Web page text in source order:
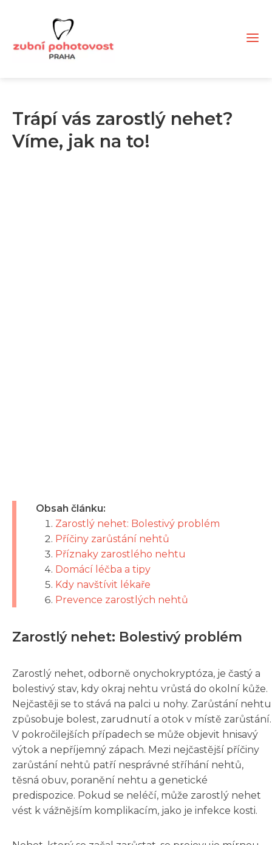
Trápí vás zarostlý nehet?
Víme, jak na to!
Obsah článku:
Zarostlý nehet: Bolestivý problém
Příčiny zarůstání nehtů
Příznaky zarostlého nehtu
Domácí léčba a tipy
Kdy navštívit lékaře
Prevence zarostlých nehtů
Zarostlý nehet: Bolestivý problém
Zarostlý nehet, odborně onychokryptóza, je častý a
bolestivý stav, kdy okraj nehtu vrůstá do okolní kůže.
Nejčastěji se to stává na palci u nohy. Zarůstání nehtu
způsobuje bolest, zarudnutí a otok v místě zarůstání.
V pokročilejších případech se může objevit hnisavý
výtok a nepříjemný zápach. Mezi nejčastější příčiny
zarůstání nehtů patří nesprávné stříhání nehtů,
těsná obuv, poranění nehtu a genetické
predispozice. Pokud se neléčí, může zarostlý nehet
vést k vážnějším komplikacím, jako je infekce kosti.